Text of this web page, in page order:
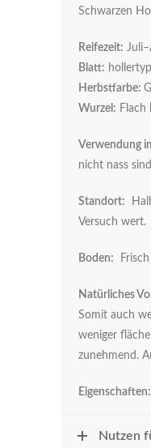
Schwarzen
Reifezeit:
Blatt:
Herbstfarbe:
Wurzel: Flach
Verwendung
nicht nass
Standort:
Versuch wert.
Boden:
Natürliches
Somit auch
weniger
zunehmend.
Eigenschaften:
Nutzen